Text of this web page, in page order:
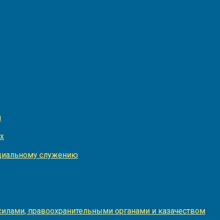
служению
правоохранительными органами и казачеством